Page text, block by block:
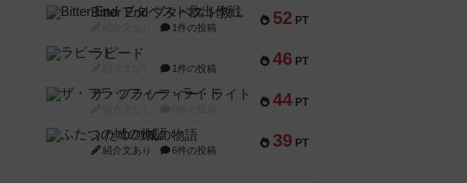
52 PT
Bitter End ブタペスト救出作戦
1件の投稿
46 PT
ラピード
1件の投稿
44 PT
ザ・フラッフィー・ライト
39 PT
ふたつの城の物語
紹介文あり 6件の投稿